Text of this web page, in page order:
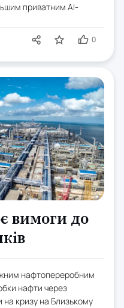
приватним AI-
0
вимоги до
нафтопереробним
нафти через
кризу на Близькому